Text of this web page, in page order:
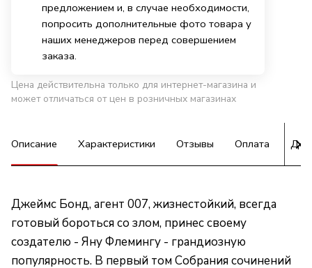
предложением и, в случае необходимости,
попросить дополнительные фото товара у
наших менеджеров перед совершением
заказа.
Цена действительна только для интернет-магазина и
может отличаться от цен в розничных магазинах
Описание Характеристики Отзывы Оплата
Джеймс Бонд, агент 007, жизнестойкий, всегда
готовый бороться со злом, принес своему
создателю - Яну Флемингу - грандиозную
популярность. В первый том Собрания сочинений